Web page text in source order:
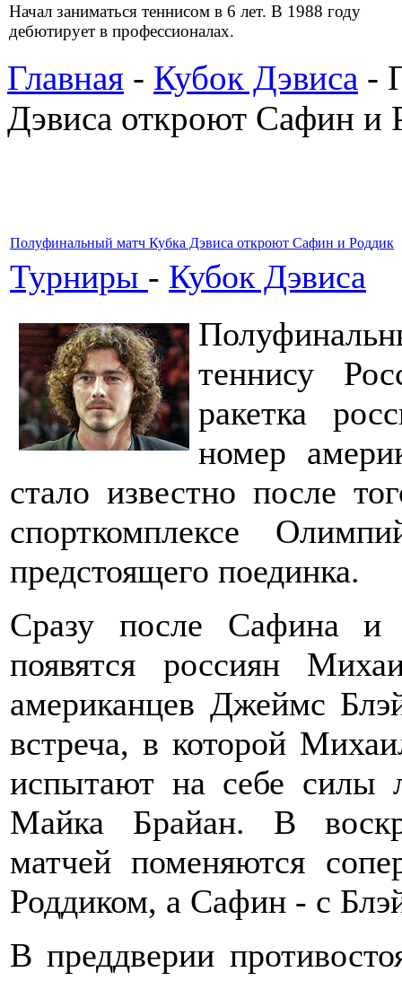
Начал заниматься теннисом в 6 лет. В 1988 году
дебютирует в профессионалах.
Главная - Кубок Дэвиса -
Дэвиса откроют Сафин и
Полуфинальный матч Кубка Дэвиса откроют Сафин и Роддик
Турниры - Кубок Дэвиса
теннису
ракетка
номер
стало известно после
спорткомплексе
предстоящего поединка.
Сразу после Сафина и
появятся россиян
американцев Джеймс
встреча, в которой
испытают на себе
Майка Брайан. В
матчей поменяются
Роддиком, а Сафин - с
В преддверии